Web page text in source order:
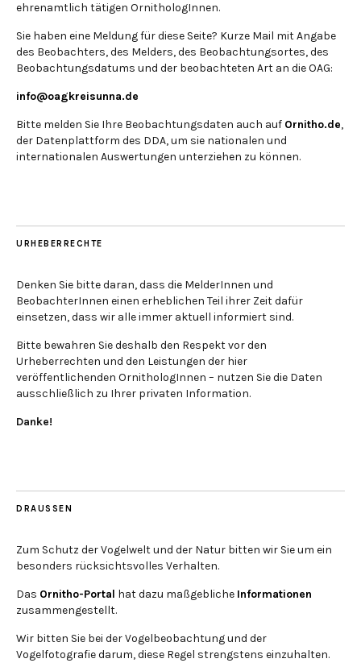
ehrenamtlich tätigen OrnithologInnen.
Sie haben eine Meldung für diese Seite? Kurze Mail mit Angabe
des Beobachters, des Melders, des Beobachtungsortes, des
Beobachtungsdatums und der beobachteten Art an die OAG:
info@oagkreisunna.de
Bitte melden Sie Ihre Beobachtungsdaten auch auf Ornitho.de,
der Datenplattform des DDA, um sie nationalen und
internationalen Auswertungen unterziehen zu können.
URHEBERRECHTE
Denken Sie bitte daran, dass die MelderInnen und
BeobachterInnen einen erheblichen Teil ihrer Zeit dafür
einsetzen, dass wir alle immer aktuell informiert sind.
Bitte bewahren Sie deshalb den Respekt vor den
Urheberrechten und den Leistungen der hier
veröffentlichenden OrnithologInnen – nutzen Sie die Daten
ausschließlich zu Ihrer privaten Information.
Danke!
DRAUSSEN
Zum Schutz der Vogelwelt und der Natur bitten wir Sie um ein
besonders rücksichtsvolles Verhalten.
Das Ornitho-Portal hat dazu maßgebliche Informationen
zusammengestellt.
Wir bitten Sie bei der Vogelbeobachtung und der
Vogelfotografie darum, diese Regel strengstens einzuhalten.